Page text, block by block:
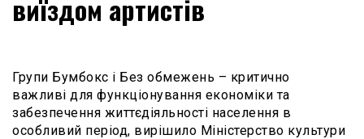
виїздом артистів
Групи Бумбокс і Без обмежень – критично
важливі для функціонування економіки та
забезпечення життєдіяльності населення в
особливий період, вирішило Міністерство культури